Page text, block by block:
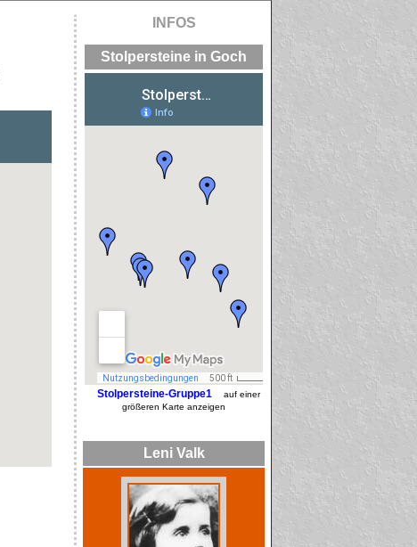
INFOS
Stolpersteine in Goch
Stolpersteine-Gruppe1
auf einer
größeren Karte anzeigen
Leni Valk